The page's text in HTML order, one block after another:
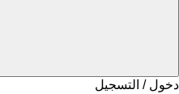
دخول / التسجيل